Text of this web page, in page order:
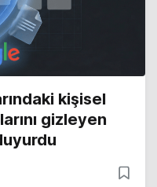
kişisel
gizleyen